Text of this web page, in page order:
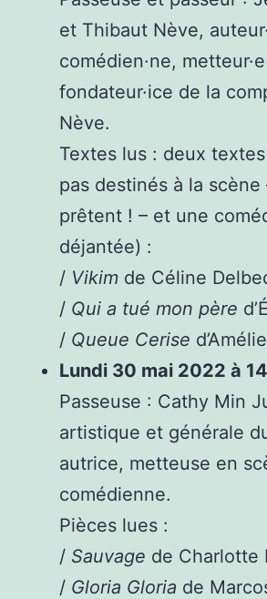
et Thibaut Nève,
comédien·ne,
fondateur·ice de la
Nève.
Textes lus : deux
pas destinés à la scène
prêtent ! – et une
déjantée) :
/ Vikim de Céline
/ Qui a tué mon père
/ Queue Cerise
Lundi 30 mai 2022 à
Passeuse : Cathy Min
artistique et générale
autrice, metteuse en
comédienne.
Pièces lues :
/ Sauvage de Charlotte
/ Gloria Gloria de